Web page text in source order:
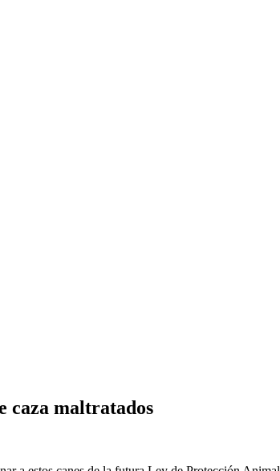
caza maltratados